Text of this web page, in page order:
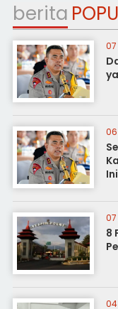
berita
8